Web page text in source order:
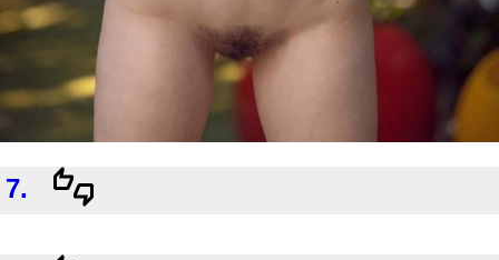
7.